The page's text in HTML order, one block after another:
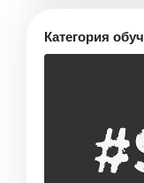
Категория